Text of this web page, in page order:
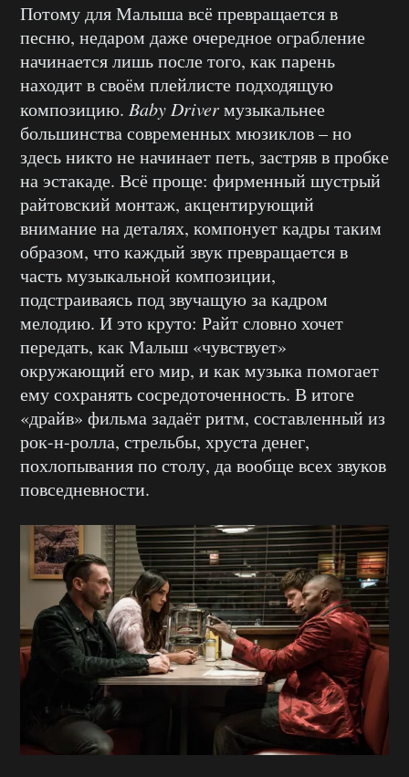
Потому для Малыша всё превращается в
песню, недаром даже очередное ограбление
начинается лишь после того, как парень
находит в своём плейлисте подходящую
композицию. Baby Driverмузыкальнее
большинства современных мюзиклов – но
здесь никто не начинает петь, застряв в пробке
на эстакаде. Всё проще: фирменный шустрый
райтовский монтаж, акцентирующий
внимание на деталях, компонует кадры таким
образом, что каждый звук превращается в
часть музыкальной композиции,
подстраиваясь под звучащую за кадром
мелодию. И это круто: Райт словно хочет
передать, как Малыш «чувствует»
окружающий его мир, и как музыка помогает
ему сохранять сосредоточенность. В итоге
«драйв» фильма задаёт ритм, составленный из
рок-н-ролла, стрельбы, хруста денег,
похлопывания по столу, да вообще всех звуков
повседневности.